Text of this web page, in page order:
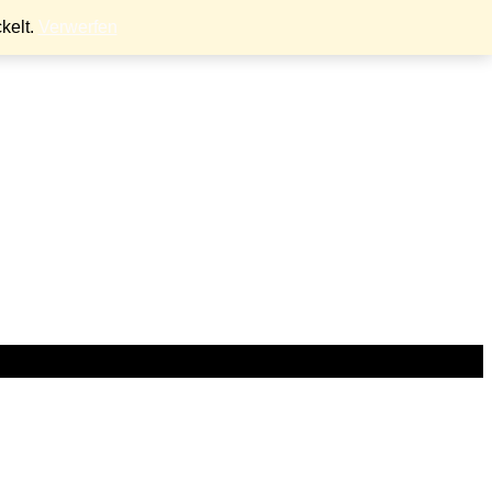
Verwerfen